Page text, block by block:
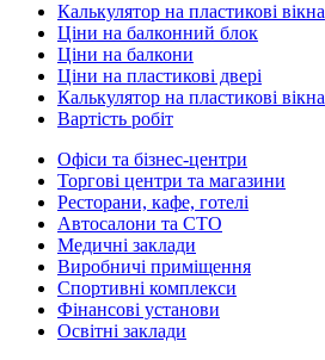
Калькулятор на пластикові вікна
Ціни на балконний блок
Ціни на балкони
Ціни на пластикові двері
Калькулятор на пластикові вікна
Вартість робіт
Офіси та бізнес-центри
Торгові центри та магазини
Ресторани, кафе, готелі
Автосалони та СТО
Медичні заклади
Виробничі приміщення
Спортивні комплекси
Фінансові установи
Освітні заклади